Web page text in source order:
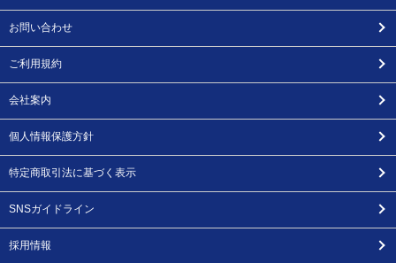
お問い合わせ
ご利用規約
会社案内
個人情報保護方針
特定商取引法に基づく表示
SNSガイドライン
採用情報